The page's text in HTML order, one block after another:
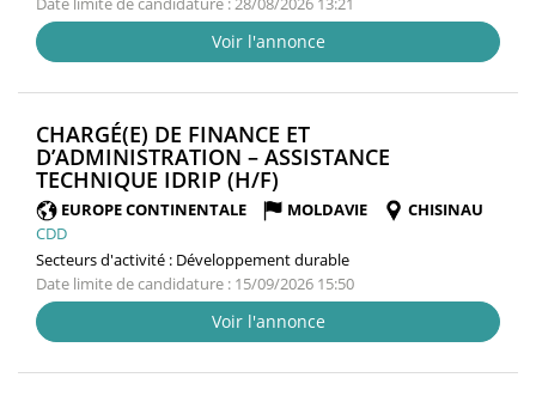
Voir l'annonce
CHARGÉ(E) DE FINANCE ET
D’ADMINISTRATION – ASSISTANCE
TECHNIQUE IDRIP (H/F)
FENÊTRE)
EUROPE CONTINENTALE MOLDAVIE
CHISINAU
CDD
Secteurs d'activité : Développement durable
Date limite de candidature : 15/09/2026 15:50
Voir l'annonce